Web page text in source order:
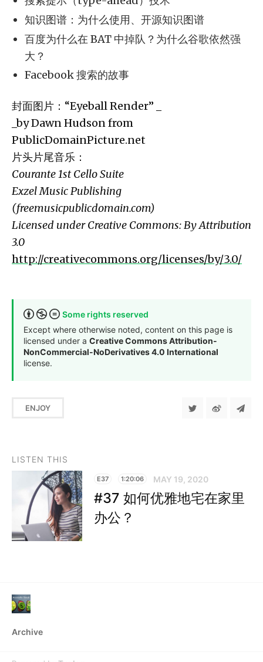
知识图谱：为什么使用、开源知识图谱
百度为什么在 BAT 中掉队？为什么谷歌依然强
大？
Facebook 搜索的故事
封面图片：“Eyeball Render” _
_by Dawn Hudson from
PublicDomainPicture.net
片头片尾音乐：
Courante 1st Cello Suite
Exzel Music Publishing
(freemusicpublicdomain.com)
Licensed under Creative Commons: By Attribution
3.0
http://creativecommons.org/licenses/by/3.0/
Some rights reserved
Except where otherwise noted, content on this page is
licensed under a Creative Commons Attribution-
NonCommercial-NoDerivatives 4.0 International
license.
ENJOY
LISTEN THIS
E37 1:20:06 MAY 19, 2020
#37 如何优雅地宅在家里
办公？
Archive